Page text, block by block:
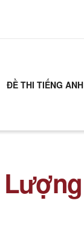
ĐỀ THI TIẾNG ANH
Lượng